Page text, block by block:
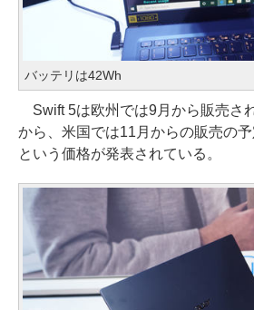
バッテリは42Wh
Swift 5は欧州では9月から販売さ
から、米国では11月からの販売の
という価格が発表されている。